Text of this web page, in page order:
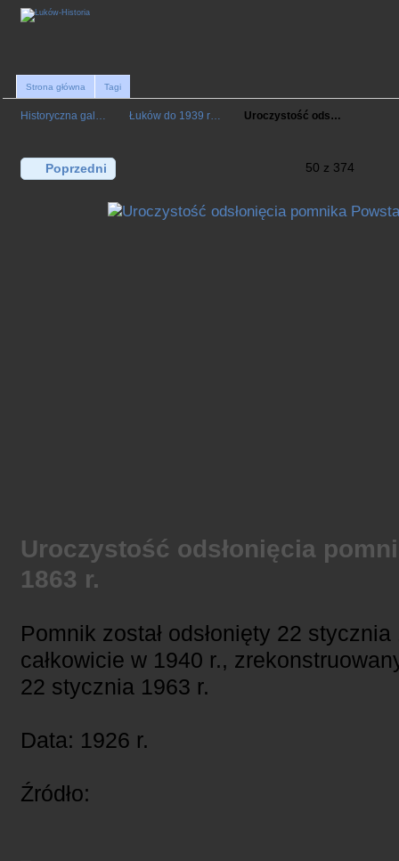
Strona główna Tagi
Historyczna gal… Łuków do 1939 r… Uroczystość ods…
Poprzedni 50 z 374
Uroczystość odsłonięcia
1863 r.
Pomnik został odsłonięty 22
całkowicie w 1940 r.,
22 stycznia 1963 r.
Data: 1926 r.
Źródło: